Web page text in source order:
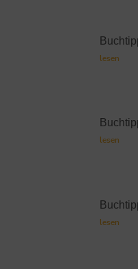
lesen
lesen
lesen